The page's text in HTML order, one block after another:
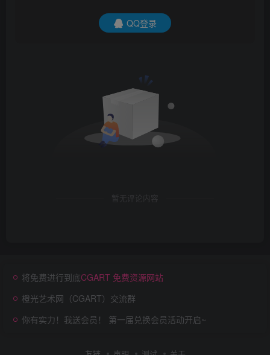
QQ登录
暂无评论内容
将免费进行到底CGART 免费资源网站
橙光艺术网（CGART）交流群
你有实力！我送会员！ 第一届兑换会员活动开启~